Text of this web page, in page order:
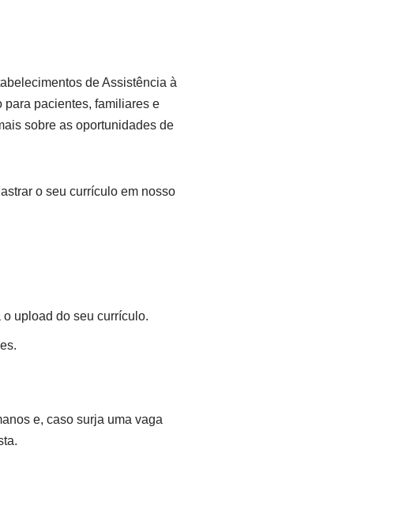
de Assistência à
pacientes, familiares e
sobre as oportunidades de
o seu currículo em nosso
upload do seu currículo.
e, caso surja uma vaga